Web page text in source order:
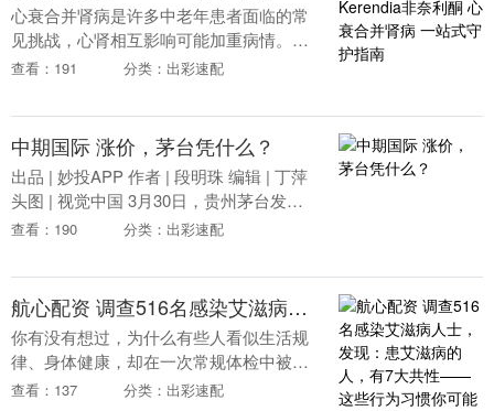
心衰合并肾病是许多中老年患者面临的常
见挑战，心肾相互影响可能加重病情。
Kerendia（非奈利酮）作为一种新型非甾
础上，为心....
查看：191 分类：出彩速配
中期国际 涨价，茅台凭什么？
出品 | 妙投APP 作者 | 段明珠 编辑 | 丁萍
头图 | 视觉中国 3月30日，贵州茅台发布
重磅消息：自3月31日起，将飞天53%vol
查看：190 分类：出彩速配
航心配资 调查516名感染艾滋病人士，发现：患艾滋病的人，有7大共性——这些行为习惯你可能正在重复
你有没有想过，为什么有些人看似生活规
律、身体健康，却在一次常规体检中被查
出感染了艾滋病病毒？而另一些人即便有
查看：137 分类：出彩速配